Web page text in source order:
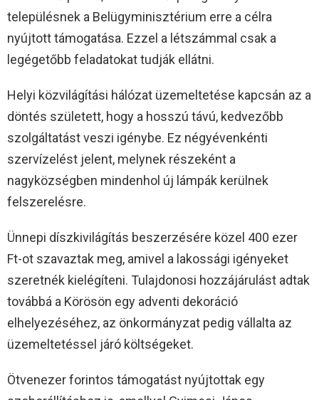
településnek a Belügyminisztérium erre a célra
nyújtott támogatása. Ezzel a létszámmal csak a
legégetőbb feladatokat tudják ellátni.
Helyi közvilágítási hálózat üzemeltetése kapcsán az a
döntés született, hogy a hosszú távú, kedvezőbb
szolgáltatást veszi igénybe. Ez négyévenkénti
szervízelést jelent, melynek részeként a
nagyközségben mindenhol új lámpák kerülnek
felszerelésre.
Ünnepi díszkivilágítás beszerzésére közel 400 ezer
Ft-ot szavaztak meg, amivel a lakossági igényeket
szeretnék kielégíteni. Tulajdonosi hozzájárulást adtak
továbbá a Körösön egy adventi dekoráció
elhelyezéséhez, az önkormányzat pedig vállalta az
üzemeltetéssel járó költségeket.
Ötvenezer forintos támogatást nyújtottak egy